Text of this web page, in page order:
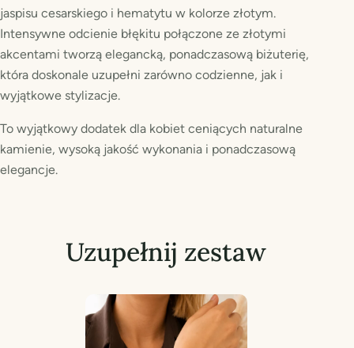
jaspisu cesarskiego i hematytu w kolorze złotym.
Intensywne odcienie błękitu połączone ze złotymi
akcentami tworzą elegancką, ponadczasową biżuterię,
która doskonale uzupełni zarówno codzienne, jak i
wyjątkowe stylizacje.
To wyjątkowy dodatek dla kobiet ceniących naturalne
kamienie, wysoką jakość wykonania i ponadczasową
elegancje.
Uzupełnij zestaw